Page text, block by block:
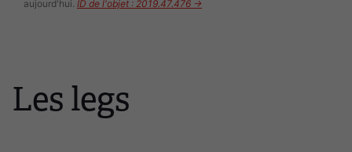
aujourd'hui. ID de l'objet : 2019.47.476 →
Les legs